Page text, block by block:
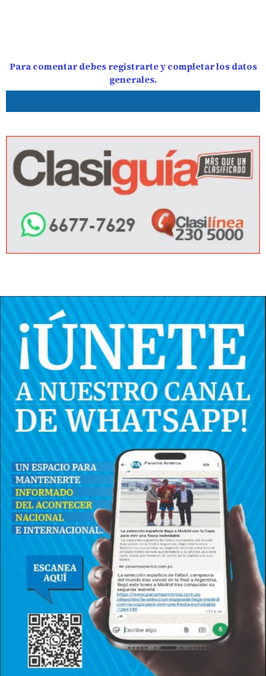
Para comentar debes registrarte y completar los datos
generales.